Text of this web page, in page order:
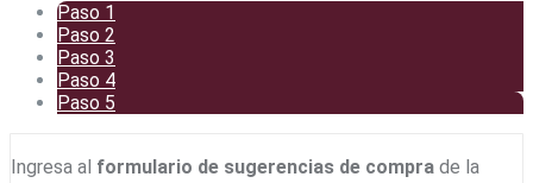
Paso 1
Paso 2
Paso 3
Paso 4
Paso 5
Ingresa al formulario de sugerencias de compra de la